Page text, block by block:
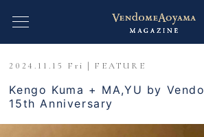
2024.11.15 Fri｜FEATURE
Kengo Kuma + MA,YU by
15th Anniversary